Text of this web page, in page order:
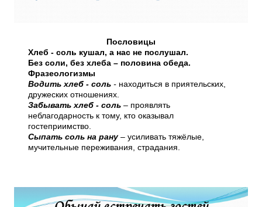
Пословицы
Хлеб - соль кушал, а нас не послушал.
Без соли, без хлеба – половина обеда.
Фразеологизмы
Водить хлеб - соль - находиться в приятельских,
дружеских отношениях.
Забывать хлеб - соль – проявлять
неблагодарность к тому, кто оказывал
гостеприимство.
Сыпать соль на рану – усиливать тяжёлые,
мучительные переживания, страдания.